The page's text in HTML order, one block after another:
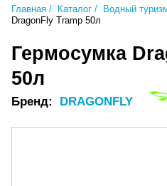
Главная Каталог Водный
DragonFly Tramp 50л
Гермосумка
50л
Бренд: DRAGONFLY